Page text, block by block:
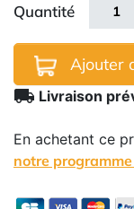
Quantité
Ajouter
local_shipping Livraison
En achetant ce
notre